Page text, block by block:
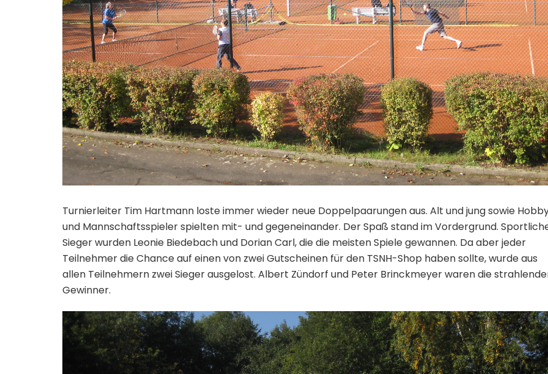
Turnierleiter Tim Hartmann loste immer wieder neue Doppelpaarungen aus. Alt und jung sowie
und Mannschaftsspieler spielten mit- und gegeneinander. Der Spaß stand im Vordergrund.
Sieger wurden Leonie Biedebach und Dorian Carl, die die meisten Spiele gewannen. Da aber jeder
Teilnehmer die Chance auf einen von zwei Gutscheinen für den TSNH-Shop haben sollte, wurde aus
allen Teilnehmern zwei Sieger ausgelost. Albert Zündorf und Peter Brinckmeyer waren die
Gewinner.